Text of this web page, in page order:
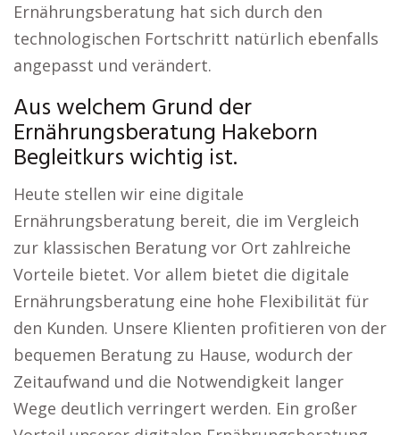
Ernährungsberatung hat sich durch den
technologischen Fortschritt natürlich ebenfalls
angepasst und verändert.
Aus welchem Grund der
Ernährungsberatung Hakeborn
Begleitkurs wichtig ist.
Heute stellen wir eine digitale
Ernährungsberatung bereit, die im Vergleich
zur klassischen Beratung vor Ort zahlreiche
Vorteile bietet. Vor allem bietet die digitale
Ernährungsberatung eine hohe Flexibilität für
den Kunden. Unsere Klienten profitieren von der
bequemen Beratung zu Hause, wodurch der
Zeitaufwand und die Notwendigkeit langer
Wege deutlich verringert werden. Ein großer